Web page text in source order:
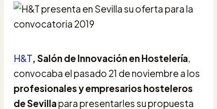
H&T, Salón de Innovación en Hostelería,
convocaba el pasado 21 de noviembre a los
profesionales y empresarios hosteleros
de Sevilla para presentarles su propuesta